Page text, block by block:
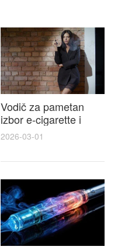
Vodič za pametan
izbor e-cigarette i
savjeti kako postići
elektronske cigarete
2026-03-01